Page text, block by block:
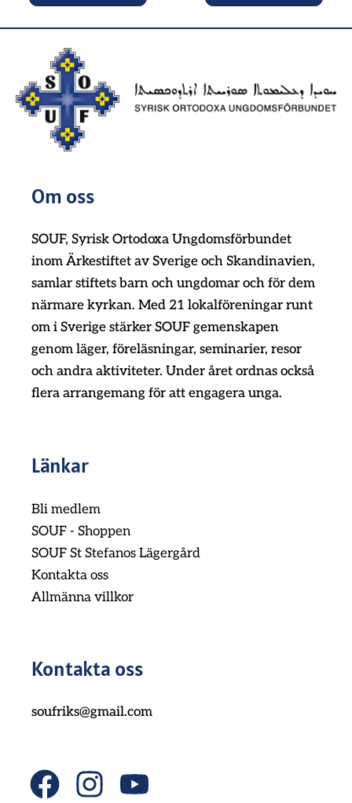
Om oss
SOUF, Syrisk Ortodoxa Ungdomsförbundet
inom Ärkestiftet av Sverige och Skandinavien,
samlar stiftets barn och ungdomar och för dem
närmare kyrkan. Med 21 lokalföreningar runt
om i Sverige stärker SOUF gemenskapen
genom läger, föreläsningar, seminarier, resor
och andra aktiviteter. Under året ordnas också
flera arrangemang för att engagera unga.
Länkar
Bli medlem
SOUF - Shoppen
SOUF St Stefanos Lägergård
Kontakta oss
Allmänna villkor
Kontakta oss
soufriks@gmail.com
F
I
Y